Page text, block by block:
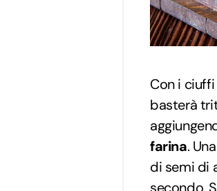
Con i
basterà
farina.
di semi di